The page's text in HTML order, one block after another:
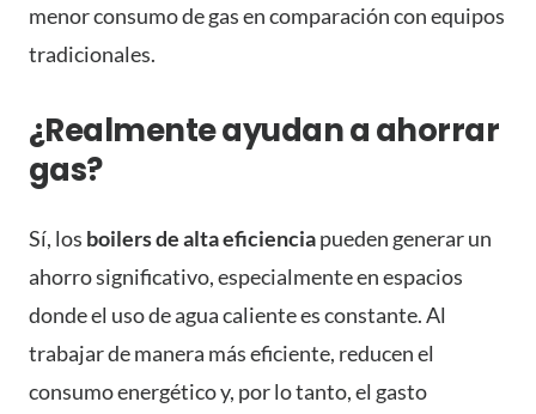
menor consumo de gas en comparación con equipos
tradicionales.
¿Realmente ayudan a ahorrar
gas?
Sí, los boilers de alta eficienciapueden generar un
ahorro significativo, especialmente en espacios
donde el uso de agua caliente es constante. Al
trabajar de manera más eficiente, reducen el
consumo energético y, por lo tanto, el gasto